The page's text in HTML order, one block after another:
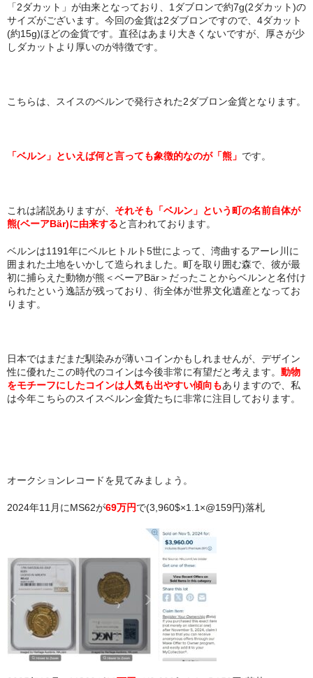
「2ダカット」が由来となっており、1ダブロンで約7g(2ダカット)の
サイズがございます。今回の金貨は2ダブロンですので、4ダカット
(約15g)ほどの金貨です。直径はあまり大きくないですが、厚さが少
しダカットより厚いのが特徴です。
こちらは、スイスのベルンで発行された2ダブロン金貨となります。
「ベルン」といえば何と言っても象徴的なのが「熊」 です。
これは諸説ありますが、 それそも「ベルン」という町の名前自体が
熊(ベーアBär)に由来すると言われております。
ベルンは1191年にベルヒトルト5世によって、湾曲するアーレ川に
囲まれた土地をいかして造られました。町を取り囲む森で、彼が最
初に捕らえた動物が熊＜ベーアBär＞だったことからベルンと名付け
られたという逸話が残っており、街全体が世界文化遺産となってお
ります。
日本ではまだまだ馴染みが薄いコインかもしれませんが、デザイン
性に優れたこの時代のコインは今後非常に有望だと考えます。 動物
をモチーフにしたコインは人気も出やすい傾向もありますので、私
は今年こちらのスイスベルン金貨たちに非常に注目しております。
オークションレコードを見てみましょう。
2024年11月にMS62が69万円で(3,960$×1.1×@159円)落札